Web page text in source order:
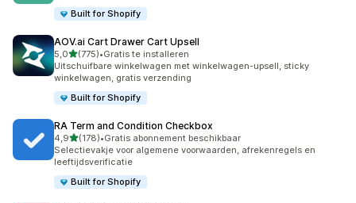
Built for Shopify
AOV.ai Cart Drawer Cart Upsell
5,0van 5 sterren
(775)
775 recensies in totaal
•Gratis te installeren
Uitschuifbare winkelwagen met winkelwagen-upsell, sticky
winkelwagen, gratis verzending
Built for Shopify
RA Term and Condition Checkbox
4,9van 5 sterren
(178)
178 recensies in totaal
•Gratis abonnement beschikbaar
Selectievakje voor algemene voorwaarden, afrekenregels en
leeftijdsverificatie
Built for Shopify